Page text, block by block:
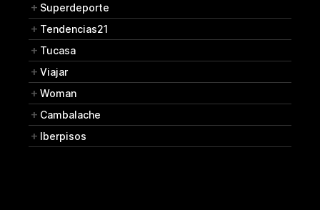
Superdeporte
Tendencias21
Tucasa
Viajar
Woman
Cambalache
Iberpisos